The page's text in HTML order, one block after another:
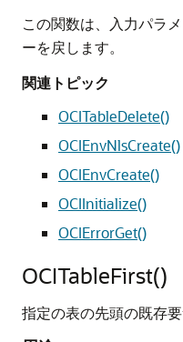
この関数は、入力パラ
ーを戻します。
関連トピック
OCITableDelete()
OCIEnvNlsCreate()
OCIEnvCreate()
OCIInitialize()
OCIErrorGet()
OCITableFirst()
指定の表の先頭の既存